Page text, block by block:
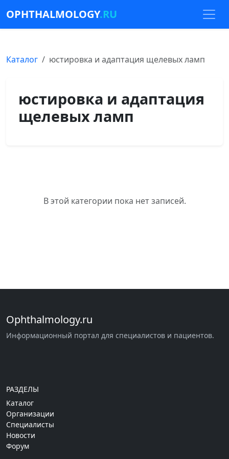
OPHTHALMOLOGY.RU
Каталог юстировка и адаптация щелевых ламп
юстировка и адаптация
щелевых ламп
В этой категории пока нет записей.
Ophthalmology.ru
Информационный портал для специалистов и пациентов.
РАЗДЕЛЫ
Каталог
Организации
Специалисты
Новости
Форум